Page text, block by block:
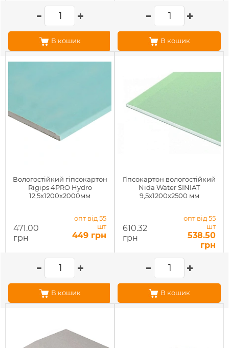
В кошик В кошик
Вологостійкий гіпсокартон
Rigips 4PRO Hydro
12,5x1200x2000мм
471.00
грн
опт від 55
шт
449 грн
В кошик
Гіпсокартон вологостійкий
Nida Water SINIAT
9,5x1200x2500 мм
610.32
грн
опт від 55
шт
538.50
грн
В кошик